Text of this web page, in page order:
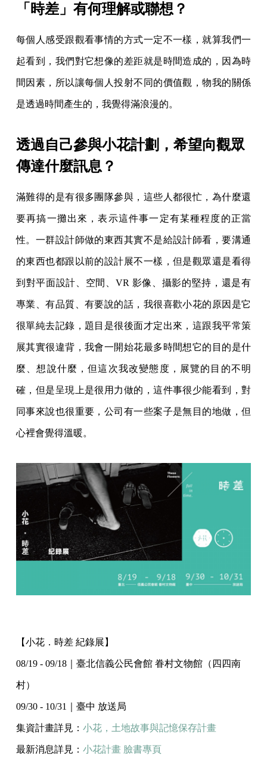
「時差」有何理解或聯想？
每個人感受跟觀看事情的方式一定不一樣，就算我們一
起看到，我們對它想像的差距就是時間造成的，因為時
間因素，所以讓每個人投射不同的價值觀，物我的關係
是透過時間產生的，我覺得滿浪漫的。
透過自己參與小花計劃，希望向觀眾
傳達什麼訊息？
滿難得的是有很多團隊參與，這些人都很忙，為什麼還
要再搞一攤出來，表示這件事一定有某種程度的正當
性。一群設計師做的東西其實不是給設計師看，要溝通
的東西也都跟以前的設計展不一樣，但是觀眾還是看得
到對平面設計、空間、VR 影像、攝影的堅持，還是有
專業、有品質、有要說的話，我很喜歡小花的原因是它
很單純去記錄，題目是很後面才定出來，這跟我平常策
展其實很違背，我會一開始花最多時間想它的目的是什
麼、想說什麼，但這次我改變態度，展覽的目的不明
確，但是呈現上是很用力做的，這件事很少能看到，對
同事來說也很重要，公司有一些案子是無目的地做，但
心裡會覺得溫暖。
【小花．時差 紀錄展】
08/19 - 09/18｜臺北信義公民會館 眷村文物館（四四南
村）
09/30 - 10/31｜臺中 放送局
集資計畫詳見： 小花，土地故事與記憶保存計畫
最新消息詳見： 小花計畫 臉書專頁